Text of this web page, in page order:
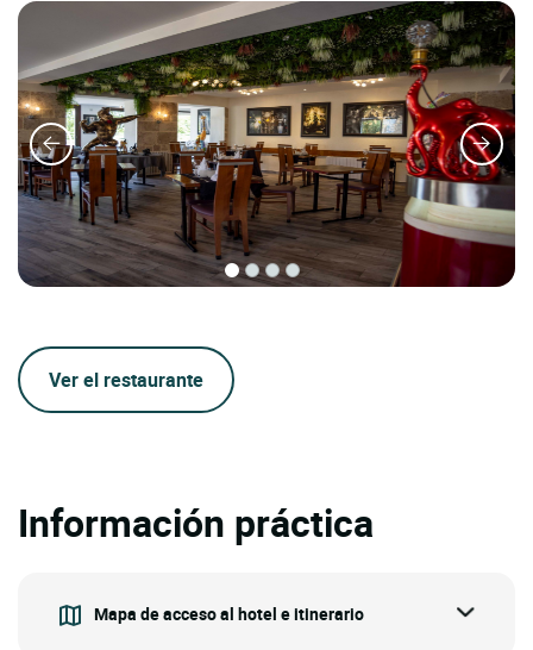
Ver el restaurante
Información práctica
Mapa de acceso al hotel e itinerario